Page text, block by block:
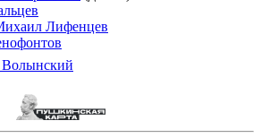
Лифенцев